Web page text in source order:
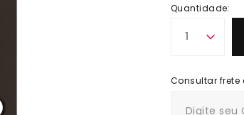
Quantidade:
1